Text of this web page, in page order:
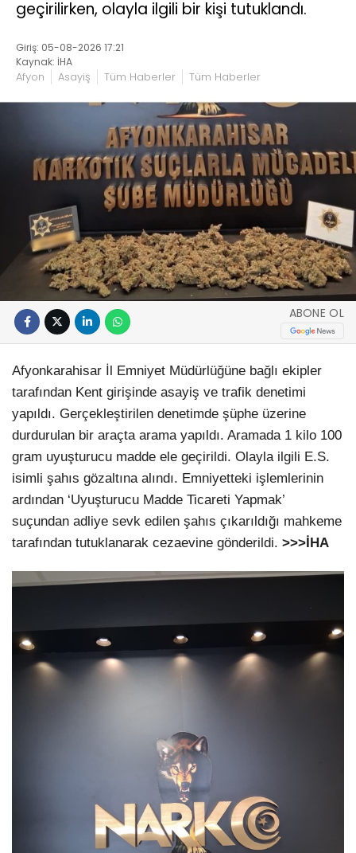
geçirilirken, olayla ilgili bir kişi tutuklandı.
Giriş: 05-08-2026 17:21
Kaynak: İHA
Afyon Asayiş Tüm Haberler Tüm Haberler
ABONE OL
Afyonkarahisar İl Emniyet Müdürlüğüne bağlı ekipler
tarafından Kent girişinde asayiş ve trafik denetimi
yapıldı. Gerçekleştirilen denetimde şüphe üzerine
durdurulan bir araçta arama yapıldı. Aramada 1 kilo 100
gram uyuşturucu madde ele geçirildi. Olayla ilgili E.S.
isimli şahıs gözaltına alındı. Emniyetteki işlemlerinin
ardından ‘Uyuşturucu Madde Ticareti Yapmak’
suçundan adliye sevk edilen şahıs çıkarıldığı mahkeme
tarafından tutuklanarak cezaevine gönderildi. >>>İHA